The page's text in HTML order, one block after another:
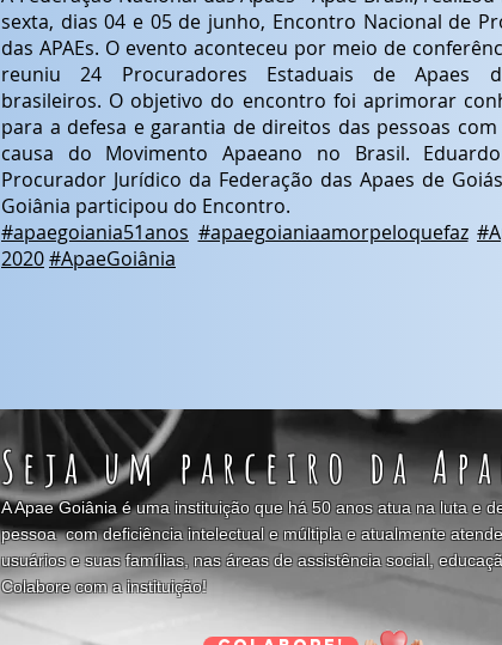
sexta, dias 04 e 05 de junho, Encontro Nacional de
das APAEs. O evento aconteceu por meio de
reuniu 24 Procuradores Estaduais de Apaes
brasileiros. O objetivo do encontro foi aprimorar
para a defesa e garantia de direitos das pessoas com
causa do Movimento Apaeano no Brasil.
Procurador Jurídico da Federação das Apaes de
Goiânia participou do Encontro.
#apaegoiania51anos #apaegoianiaamorpeloquefaz
2020#ApaeGoiânia
Seja um parceiro da
A Apae Goiânia é uma instituição que há 50 anos atua na luta e
pessoa com deficiência intelectual e múltipla e atualmente
usuários e suas famílias, nas áreas de assistência social,
Colabore com a instituição!